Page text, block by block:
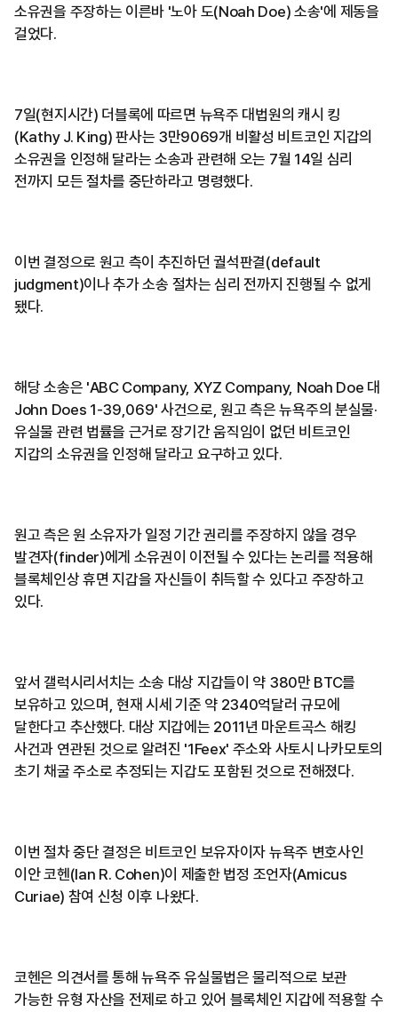
소유권을 주장하는 이른바 '노아 도(Noah Doe) 소송'에 제동을
걸었다.
7일(현지시간) 더블록에 따르면 뉴욕주 대법원의 캐시 킹
(Kathy J. King) 판사는 3만9069개 비활성 비트코인 지갑의
소유권을 인정해 달라는 소송과 관련해 오는 7월 14일 심리
전까지 모든 절차를 중단하라고 명령했다.
이번 결정으로 원고 측이 추진하던 궐석판결(default
judgment)이나 추가 소송 절차는 심리 전까지 진행될 수 없게
됐다.
해당 소송은 'ABC Company, XYZ Company, Noah Doe 대
John Does 1-39,069' 사건으로, 원고 측은 뉴욕주의 분실물·
유실물 관련 법률을 근거로 장기간 움직임이 없던 비트코인
지갑의 소유권을 인정해 달라고 요구하고 있다.
원고 측은 원 소유자가 일정 기간 권리를 주장하지 않을 경우
발견자(finder)에게 소유권이 이전될 수 있다는 논리를 적용해
블록체인상 휴면 지갑을 자신들이 취득할 수 있다고 주장하고
있다.
앞서 갤럭시리서치는 소송 대상 지갑들이 약 380만 BTC를
보유하고 있으며, 현재 시세 기준 약 2340억달러 규모에
달한다고 추산했다. 대상 지갑에는 2011년 마운트곡스 해킹
사건과 연관된 것으로 알려진 '1Feex' 주소와 사토시 나카모토의
초기 채굴 주소로 추정되는 지갑도 포함된 것으로 전해졌다.
이번 절차 중단 결정은 비트코인 보유자이자 뉴욕주 변호사인
이안 코헨(Ian R. Cohen)이 제출한 법정 조언자(Amicus
Curiae) 참여 신청 이후 나왔다.
코헨은 의견서를 통해 뉴욕주 유실물법은 물리적으로 보관
가능한 유형 자산을 전제로 하고 있어 블록체인 지갑에 적용할 수